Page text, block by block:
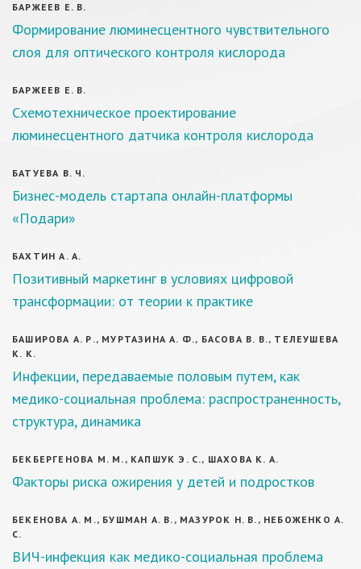
БАРЖЕЕВ Е. В.
Формирование люминесцентного чувствительного
слоя для оптического контроля кислорода
БАРЖЕЕВ Е. В.
Схемотехническое проектирование
люминесцентного датчика контроля кислорода
БАТУЕВА В. Ч.
Бизнес-модель стартапа онлайн-платформы
«Подари»
БАХТИН А. А.
Позитивный маркетинг в условиях цифровой
трансформации: от теории к практике
БАШИРОВА А. Р., МУРТАЗИНА А. Ф., БАСОВА В. В., ТЕЛЕУШЕВА
К. К.
Инфекции, передаваемые половым путем, как
медико-социальная проблема: распространенность,
структура, динамика
БЕКБЕРГЕНОВА М. М., КАПШУК Э. С., ШАХОВА К. А.
Факторы риска ожирения у детей и подростков
БЕКЕНОВА А. М., БУШМАН А. В., МАЗУРОК Н. В., НЕБОЖЕНКО А.
С.
ВИЧ-инфекция как медико-социальная проблема